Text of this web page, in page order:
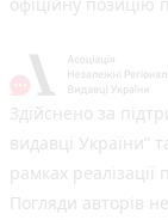
офіційну позицію
Здійснено за
видавці
рамках реалізації
Погляди авторів